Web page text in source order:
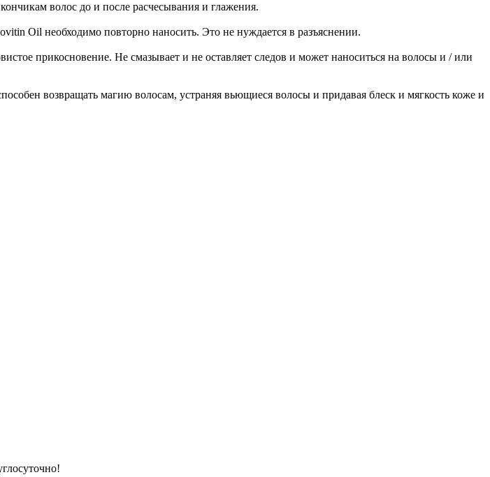
волос до и после расчесывания и глажения.
Oil необходимо повторно наносить. Это не нуждается в разъяснении.
прикосновение. Не смазывает и не оставляет следов и может наноситься на волосы и / или
возвращать магию волосам, устраняя вьющиеся волосы и придавая блеск и мягкость коже и
!